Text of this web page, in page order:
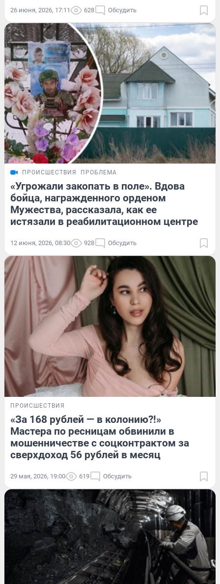
26 июня, 2026, 17:11 628 Обсудить
ПРОИСШЕСТВИЯ ПРОБЛЕМА
«Угрожали закопать в поле». Вдова
бойца, награжденного орденом
Мужества, рассказала, как ее
истязали в реабилитационном центре
12 июня, 2026, 08:30 928 Обсудить
ПРОИСШЕСТВИЯ
«За 168 рублей — в колонию?!»
Мастера по ресницам обвинили в
мошенничестве с соцконтрактом за
сверхдоход 56 рублей в месяц
29 мая, 2026, 19:00 619 Обсудить